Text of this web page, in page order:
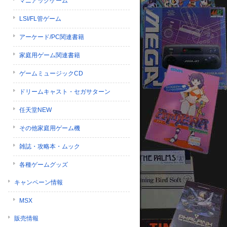
LSI/FL管ゲーム
アーケード/PC関連書籍
家庭用ゲーム関連書籍
ゲームミュージックCD
ドリームキャスト・セガサターン
任天堂NEW
その他家庭用ゲーム機
雑誌・攻略本・ムック
各種ゲームグッズ
キャンペーン情報
MSX
販売情報